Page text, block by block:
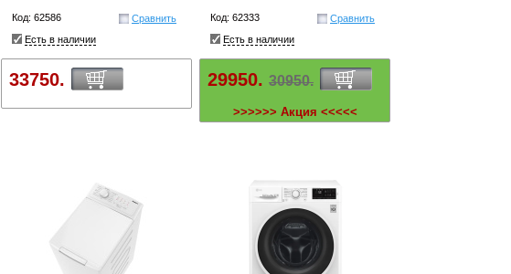
Код: 62586
Сравнить
Есть в наличии
33750.
Код: 62333
Сравнить
Есть в наличии
29950. 30950.
>>>>>> Акция <<<<<